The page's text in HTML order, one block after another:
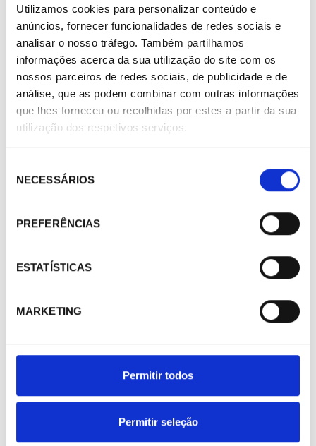
Utilizamos cookies para personalizar conteúdo e
anúncios, fornecer funcionalidades de redes sociais e
analisar o nosso tráfego. Também partilhamos
informações acerca da sua utilização do site com os
nossos parceiros de redes sociais, de publicidade e de
análise, que as podem combinar com outras informações
que lhes forneceu ou recolhidas por estes a partir da sua
utilização dos respetivos serviços.
NECESSÁRIOS
PREFERÊNCIAS
ESTATÍSTICAS
MARKETING
Permitir todos
Permitir seleção
Placa de maniobra AKO-17638